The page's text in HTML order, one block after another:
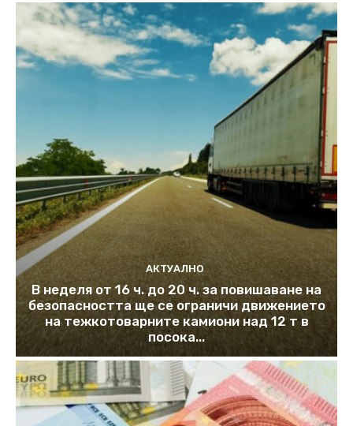
АКТУАЛНО
В неделя от 16 ч. до 20 ч. за повишаване на
безопасността ще се ограничи движението
на тежкотоварните камиони над 12 т в
посока...